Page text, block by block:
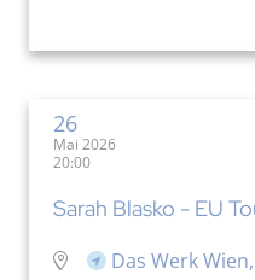
26
Mai 2026
20:00
Sarah Blasko - EU
Das Werk